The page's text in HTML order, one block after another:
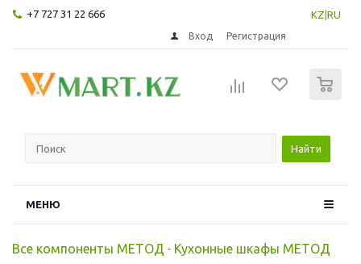
+7 727 31 22 666 KZ RU
Вход Регистрация
Найти
МЕНЮ
Все компоненты МЕТОД - Кухонные шкафы МЕТОД